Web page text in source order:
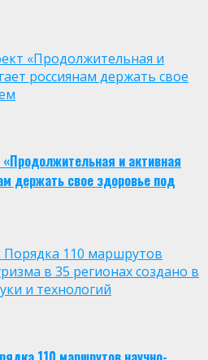
«Продолжительная и
россиянам держать свое
и активная
держать свое здоровье под
110 маршрутов
в 35 регионах создано в
и технологий